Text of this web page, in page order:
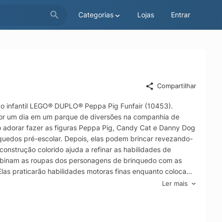
Categorias Lojas Entrar
Compartilhar
LEGO® DUPLO® Peppa Pig Funfair (10453).
um dia em um parque de diversões na companhia de
fazer as figuras Peppa Pig, Candy Cat e Danny Dog
pré-escolar. Depois, elas podem brincar revezando-
colorido ajuda a refinar as habilidades de
as roupas dos personagens de brinquedo com as
praticarão habilidades motoras finas enquanto colocam
para crianças em idade pré-escolar incentiva
as crianças a aumentarem sua confiança para tentar
é OK ficar de fora. Brinquedo de parque de diversões
que crianças em idade pré-escolar aprendam
Ler mais